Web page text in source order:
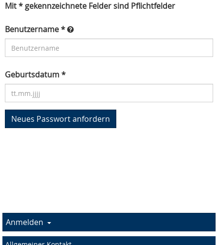
Mit * gekennzeichnete Felder sind Pflichtfelder
Benutzername *
Geburtsdatum *
Anmelden